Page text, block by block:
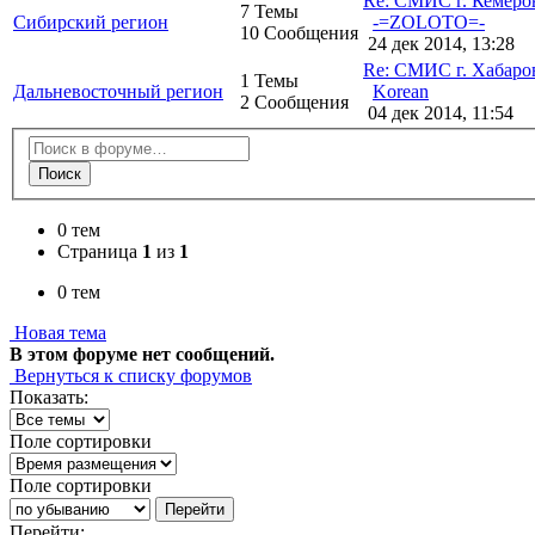
Сибирский регион
7 Темы
10 Сообщения
-=ZOLOTO=-
24 дек 2014, 13:28
Дальневосточный регион
1 Темы
2 Сообщения
Re: СМИС г.
Korean
04 дек 2014, 11:54
Поиск
0 тем
Страница 1 из 1
0 тем
Новая тема
В этом форуме нет сообщений.
Вернуться к списку форумов
Показать:
Поле сортировки
Поле сортировки
Перейти